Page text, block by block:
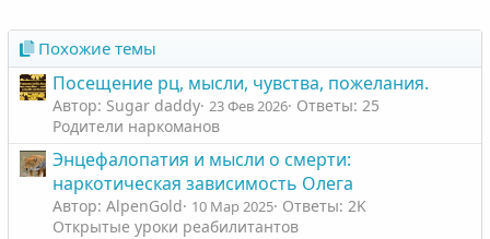
Похожие темы
Посещение рц, мысли, чувства, пожелания.
Автор: Sugar daddy 23 Фев 2026 Ответы: 25
Родители наркоманов
Энцефалопатия и мысли о смерти:
наркотическая зависимость Олега
Автор: AlpenGold 10 Мар 2025 Ответы: 2K
Открытые уроки реабилитантов